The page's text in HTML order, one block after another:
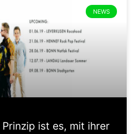
NEWS
Prinzip ist es, mit ihrer